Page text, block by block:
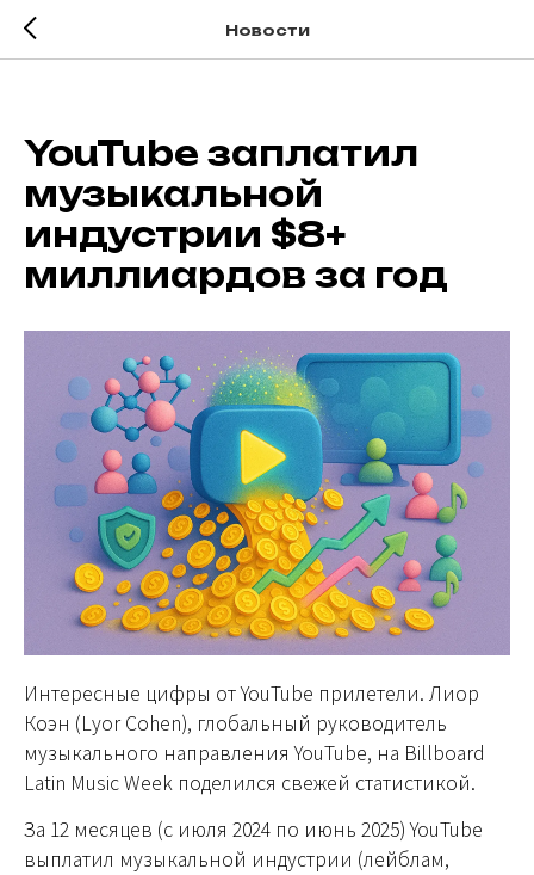
Новости
YouTube заплатил
музыкальной
индустрии $8+
миллиардов за год
Интересные цифры от YouTube прилетели. Лиор
Коэн (Lyor Cohen), глобальный руководитель
музыкального направления YouTube, на Billboard
Latin Music Week поделился свежей статистикой.
За 12 месяцев (с июля 2024 по июнь 2025) YouTube
выплатил музыкальной индустрии (лейблам,